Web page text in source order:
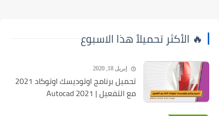
🔥 الأكثر تحميلاً هذا الاسبوع
إبريل 18, 2020
تحميل برنامج اوتوديسك اوتوكاد 2021
مع التفعيل | Autocad 2021